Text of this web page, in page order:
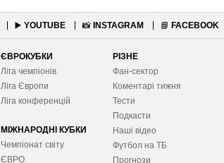
▶️ YOUTUBE 📸 INSTAGRAM 📘 FACEBOOK
ЄВРОКУБКИ
Ліга чемпіонів
Ліга Європи
Ліга конференцій
МІЖНАРОДНІ КУБКИ
Чемпіонат світу
ЄВРО
РІЗНЕ
Фан-сектор
Коментарі тижня
Тести
Подкасти
Наші відео
Футбол на ТБ
Прогнози